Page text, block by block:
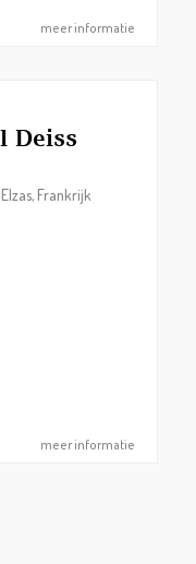
meer informatie
Deiss
Frankrijk
meer informatie